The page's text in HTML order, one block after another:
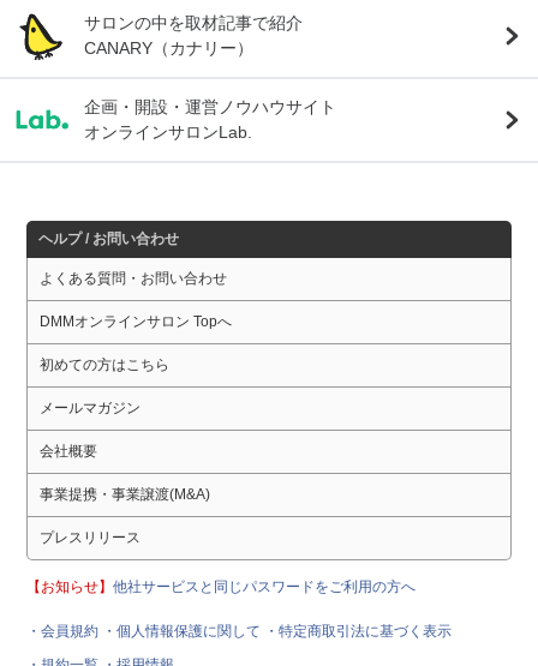
サロンの中を取材記事で紹介
CANARY（カナリー）
企画・開設・運営ノウハウサイト
オンラインサロンLab.
ヘルプ / お問い合わせ
よくある質問・お問い合わせ
DMMオンラインサロン Topへ
初めての方はこちら
メールマガジン
会社概要
事業提携・事業譲渡(M&A)
プレスリリース
【お知らせ】他社サービスと同じパスワードをご利用の方へ
・会員規約 ・個人情報保護に関して
・特定商取引法に基づく表示